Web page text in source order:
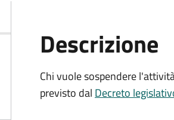
Descrizione
Chi vuole sospendere
previsto dal Decreto